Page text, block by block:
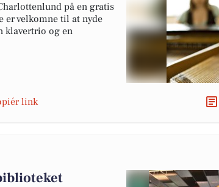
på en gratis
er velkomne til at nyde
klavertrio og en
link